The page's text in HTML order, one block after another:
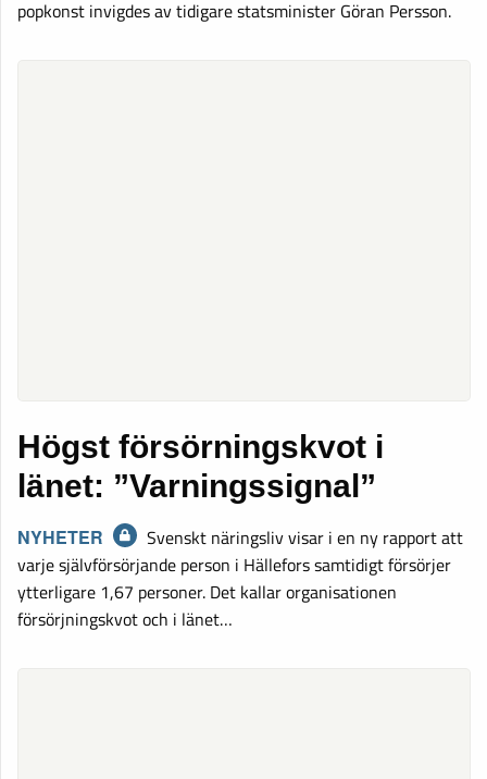
popkonst invigdes av tidigare statsminister Göran Persson.
Högst försörningskvot i
länet: ”Varningssignal”
NYHETER
Svenskt näringsliv visar i en ny rapport att
varje självförsörjande person i Hällefors samtidigt försörjer
ytterligare 1,67 personer. Det kallar organisationen
försörjningskvot och i länet…